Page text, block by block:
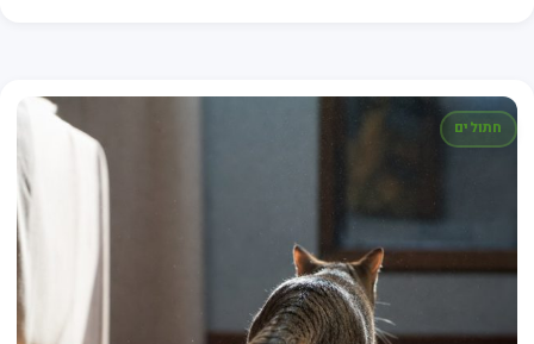
חתולים